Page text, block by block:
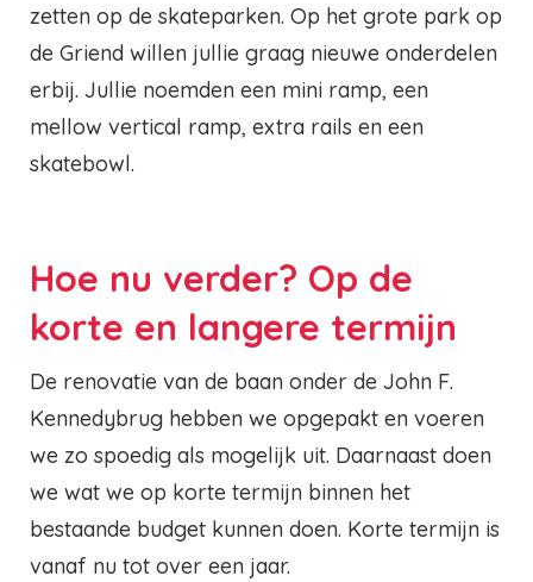
zetten op de skateparken. Op het grote park op
de Griend willen jullie graag nieuwe onderdelen
erbij. Jullie noemden een mini ramp, een
mellow vertical ramp, extra rails en een
skatebowl.
Hoe nu verder? Op de
korte en langere termijn
De renovatie van de baan onder de John F.
Kennedybrug hebben we opgepakt en voeren
we zo spoedig als mogelijk uit. Daarnaast doen
we wat we op korte termijn binnen het
bestaande budget kunnen doen. Korte termijn is
vanaf nu tot over een jaar.